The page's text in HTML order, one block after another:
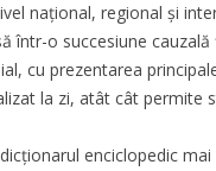
național, regional și
într-o succesiune
cu prezentarea
la zi, atât cât permite
enciclopedic